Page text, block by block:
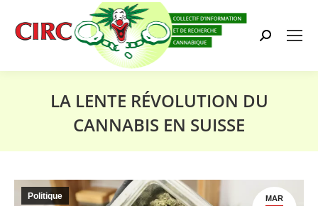
Search:
LA LENTE RÉVOLUTION DU
CANNABIS EN SUISSE
MAR
Politique